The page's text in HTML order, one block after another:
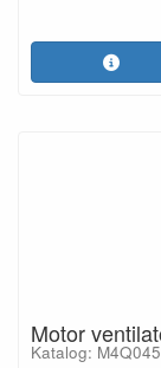
Motor
Katalog: